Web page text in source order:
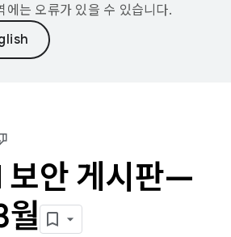
에는 오류가 있을 수 있습니다.
안 게시판—